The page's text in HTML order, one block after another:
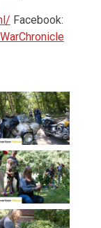
Facebook: